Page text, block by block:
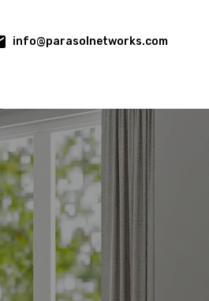
info@parasolnetworks.com